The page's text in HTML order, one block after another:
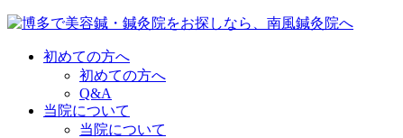
初めての方へ
初めての方へ
Q&A
当院について
当院について